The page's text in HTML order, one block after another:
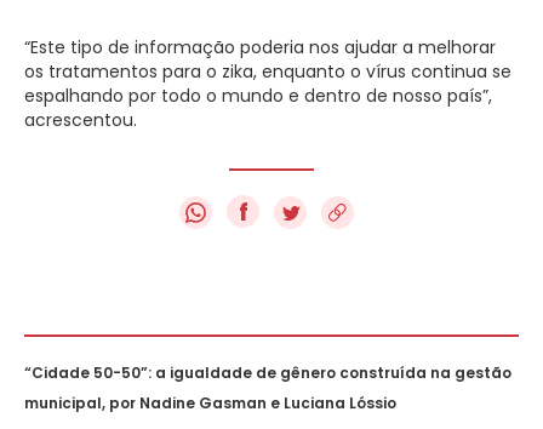
“Este tipo de informação poderia nos ajudar a melhorar
os tratamentos para o zika, enquanto o vírus continua se
espalhando por todo o mundo e dentro de nosso país”,
acrescentou.
f
“Cidade 50-50”: a igualdade de gênero construída na gestão
municipal, por Nadine Gasman e Luciana Lóssio